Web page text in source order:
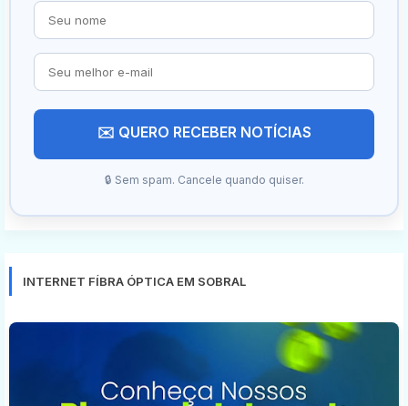
✉️ QUERO RECEBER NOTÍCIAS
🔒 Sem spam. Cancele quando quiser.
INTERNET FÍBRA ÓPTICA EM SOBRAL